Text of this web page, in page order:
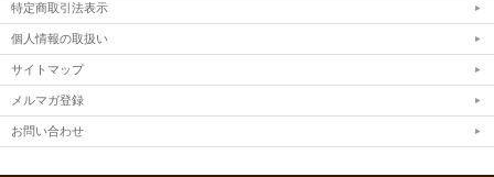
特定商取引法表示
個人情報の取扱い
サイトマップ
メルマガ登録
お問い合わせ